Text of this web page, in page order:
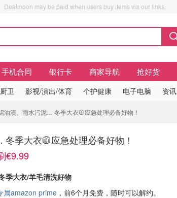
Dealmoon may be paid when users buy items via our links.
手机合同 银行卡 商家导航 抢好货
卫 影视/演出/体育 个护健康 电子电脑 资讯
油渍、雨水污泥… 冬季大衣🧥应急处理必备好物！
季大衣🧥应急处理必备好物！
€9.99
季大衣/羊毛清洗好物
属amazon prime ，前6个月免费，随时可以解约。